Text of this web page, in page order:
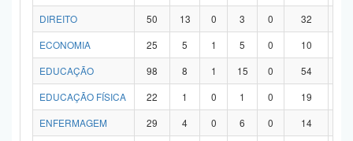
DIREITO 50 13 0 3 0 32
ECONOMIA
25 5 1 5 0 10
EDUCAÇÃO
98 8 1 15 0 54
EDUCAÇÃO FÍSICA
22 1 0 1 0 19
ENFERMAGEM
29 4 0 6 0 14